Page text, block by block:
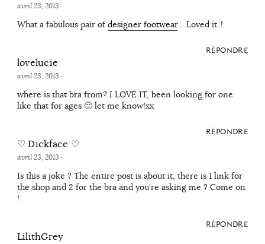
avril 23, 2013 ·
What a fabulous pair ofdesigner footwear… Loved it..!
RÉPONDRE
lovelucie
avril 23, 2013 ·
where is that bra from? I LOVE IT, been looking for one
like that for ages 🙂 let me know!xx
RÉPONDRE
♡ Dickface ♡
avril 23, 2013 ·
Is this a joke ? The entire post is about it, there is 1 link for
the shop and 2 for the bra and you're asking me ? Come on
!
RÉPONDRE
LilithGrey